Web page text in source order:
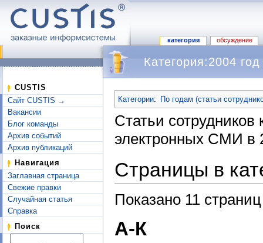
категория обсуждение
CUSTIS
Сайт CUSTIS →
Вакансии
Блог команды
Архив событий
Архив публикаций
Навигация
Заглавная страница
Свежие правки
Случайная статья
Справка
Поиск
Категория:2004
Категории: По годам (статьи
Статьи
электронных СМИ в
Страницы в
Показано 11
А-К